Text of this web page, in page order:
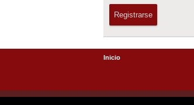
Registrarse
Inicio